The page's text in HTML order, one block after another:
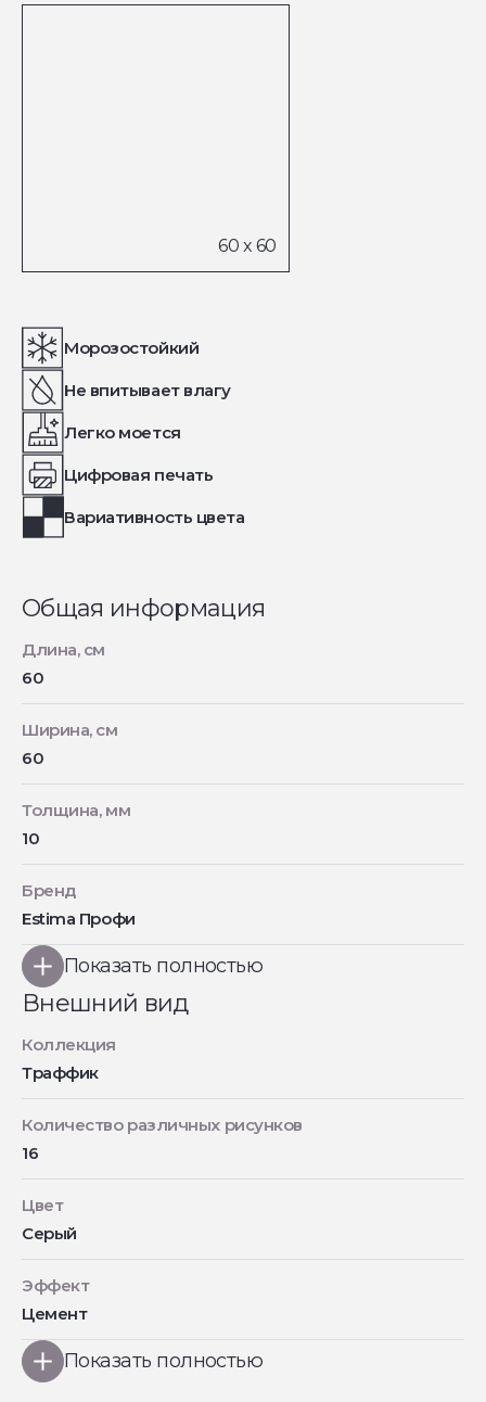
Морозостойкий
Не впитывает влагу
Легко моется
Цифровая печать
Вариативность цвета
Общая информация
Длина, см
60
Ширина, см
60
Толщина, мм
10
Бренд
Estima Профи
Показать полностью
Внешний вид
Коллекция
Траффик
Количество различных рисунков
16
Цвет
Серый
Эффект
Цемент
Показать полностью